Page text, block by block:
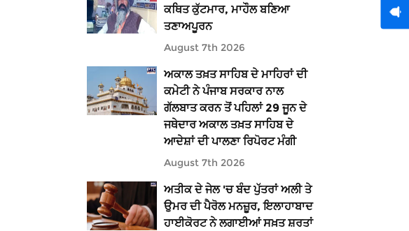
ਕਥਿਤ ਕੁੱਟਮਾਰ, ਮਾਹੌਲ ਬਣਿਆ
ਤਣਾਅਪੂਰਨ
August 7th 2026
ਅਕਾਲ ਤਖ਼ਤ ਸਾਹਿਬ ਦੇ ਮਾਹਿਰਾਂ ਦੀ
ਕਮੇਟੀ ਨੇ ਪੰਜਾਬ ਸਰਕਾਰ ਨਾਲ
ਗੱਲਬਾਤ ਕਰਨ ਤੋਂ ਪਹਿਲਾਂ 29 ਜੂਨ ਦੇ
ਜਥੇਦਾਰ ਅਕਾਲ ਤਖ਼ਤ ਸਾਹਿਬ ਦੇ
ਆਦੇਸ਼ਾਂ ਦੀ ਪਾਲਣਾ ਰਿਪੋਰਟ ਮੰਗੀ
August 7th 2026
ਅਤੀਕ ਦੇ ਜੇਲ 'ਚ ਬੰਦ ਪੁੱਤਰਾਂ ਅਲੀ ਤੇ
ਉਮਰ ਦੀ ਪੈਰੋਲ ਮਨਜ਼ੂਰ, ਇਲਾਹਾਬਾਦ
ਹਾਈਕੋਰਟ ਨੇ ਲਗਾਈਆਂ ਸਖ਼ਤ ਸ਼ਰਤਾਂ